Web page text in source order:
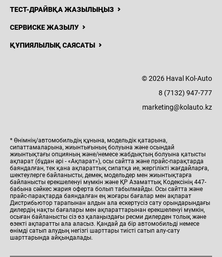
ТЕСТ-ДРАЙВҚА ЖАЗЫЛЫҢЫЗ
СЕРВИСКЕ ЖАЗЫЛУ
ҚҰПИЯЛЫЛЫҚ САЯСАТЫ
© 2026 Haval Kol-Auto
8 (7132) 947-777
marketing@kolauto.kz
* Өнімнің/автомобильдің құнына, модельдік қатарына,
сипаттамаларына, жиынтығының болуына және осындай
жиынтықтағы опцияның және/немесе жабдықтың болуына қатысты
ақпарат (бұдан әрі - «Ақпарат»), осы сайтта және прайс-парақтарда
баяндалған, тек қана ақпараттық сипатқа ие, жергілікті жағдайларға,
шектеулерге байланысты, демек, модельдер мен жиынтықтарға
байланысты ерекшеленуі мүмкін және ҚР Азаматтық Кодексінің 447-
бабына сәйкес жария оферта болып табылмайды. Осы сайтта және
прайс-парақтарда баяндалған ең жоғары бағалар мен ақпарат
Дистрибьютор тарапынан алдын ала ескертусіз сату орындарындағы
дилердің нақты бағалары мен ақпараттарынан ерекшеленуі мүмкін,
осыған байланысты сіз өз қалаңыздағы ресми дилерден толық және
өзекті ақпаратты ала аласыз. Қандай да бір автомобильді немесе
өнімді сатып алудың негізгі шарттары тиісті сатып алу-сату
шарттарында айқындалады.